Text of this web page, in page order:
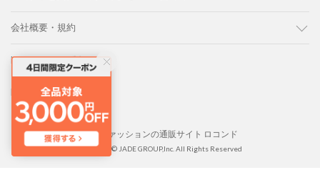
会社概要・規約
LOCONDO PC版
LOCONDO アプリ
靴とファッションの通販サイト ロコンド
Copyright © JADE GROUP,Inc. All Rights Reserved